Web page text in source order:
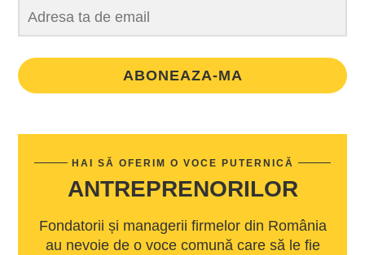
ABONEAZA-MA
HAI SĂ OFERIM O VOCE PUTERNICĂ
ANTREPRENORILOR
Fondatorii și managerii firmelor din România
au nevoie de o voce comună care să le fie